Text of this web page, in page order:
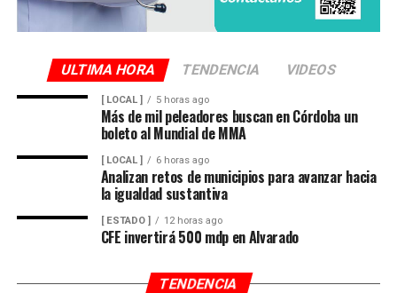
ULTIMA HORA TENDENCIA VIDEOS
[ LOCAL ] 5 horas ago
Más de mil peleadores buscan en Córdoba un
boleto al Mundial de MMA
[ LOCAL ] 6 horas ago
Analizan retos de municipios para avanzar hacia
la igualdad sustantiva
[ ESTADO ] 12 horas ago
CFE invertirá 500 mdp en Alvarado
TENDENCIA